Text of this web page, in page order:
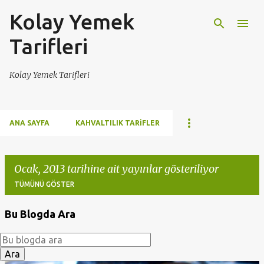
Ana içeriğe atla
Kolay Yemek
Tarifleri
Kolay Yemek Tarifleri
ANA SAYFA KAHVALTILIK TARIFLER
Ocak, 2013 tarihine ait yayınlar gösteriliyor
TÜMÜNÜ GÖSTER
a
y
Bu Blogda Ara